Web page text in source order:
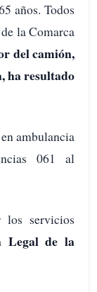
años. Todos
la Comarca
del camión,
ha resultado
ambulancia
061 al
los servicios
Legal de la